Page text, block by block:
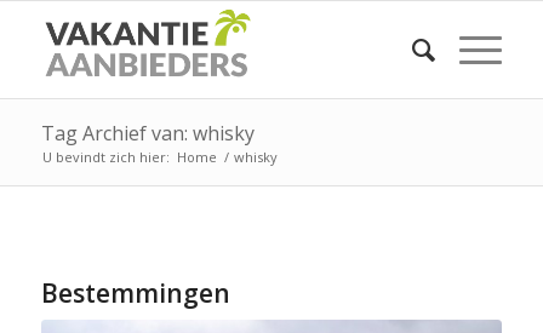
Tag Archief van: whisky
U bevindt zich hier: Home / whisky
Bestemmingen